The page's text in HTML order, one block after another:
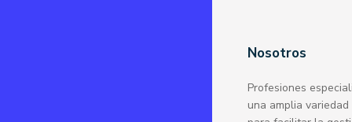
Nosotros
Profesiones
una amplia